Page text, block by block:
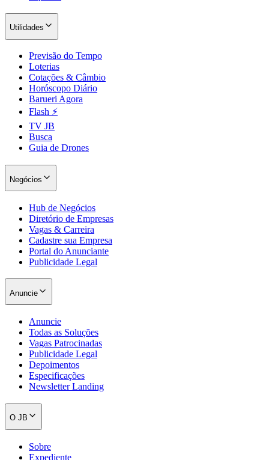
Utilidades
Previsão do Tempo
Loterias
Cotações & Câmbio
Horóscopo Diário
Barueri Agora
Flash ⚡
TV JB
Busca
Guia de Drones
Negócios
Hub de Negócios
Diretório de Empresas
Vagas & Carreira
Cadastre sua Empresa
Portal do Anunciante
Publicidade Legal
Anuncie
Anuncie
Todas as Soluções
Vagas Patrocinadas
Publicidade Legal
Depoimentos
Especificações
Newsletter Landing
O JB
Sobre
Expediente